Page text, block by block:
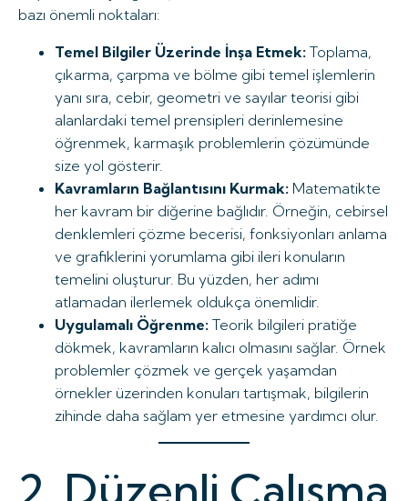
bazı önemli noktaları:
Temel Bilgiler Üzerinde İnşa Etmek: Toplama,
çıkarma, çarpma ve bölme gibi temel işlemlerin
yanı sıra, cebir, geometri ve sayılar teorisi gibi
alanlardaki temel prensipleri derinlemesine
öğrenmek, karmaşık problemlerin çözümünde
size yol gösterir.
Kavramların Bağlantısını Kurmak: Matematikte
her kavram bir diğerine bağlıdır. Örneğin, cebirsel
denklemleri çözme becerisi, fonksiyonları anlama
ve grafiklerini yorumlama gibi ileri konuların
temelini oluşturur. Bu yüzden, her adımı
atlamadan ilerlemek oldukça önemlidir.
Uygulamalı Öğrenme: Teorik bilgileri pratiğe
dökmek, kavramların kalıcı olmasını sağlar. Örnek
problemler çözmek ve gerçek yaşamdan
örnekler üzerinden konuları tartışmak, bilgilerin
zihinde daha sağlam yer etmesine yardımcı olur.
2. Düzenli Çalışma